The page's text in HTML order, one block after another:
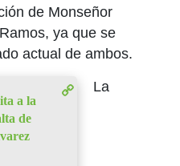
de Monseñor
ya que se
actual de ambos.
a la
de
La